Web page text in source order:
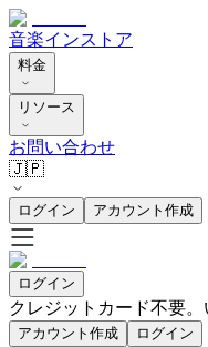
音楽インストア
料金
リソース
お問い合わせ
🇯🇵
ログイン アカウント作成
ログイン
クレジットカード不要。
アカウント作成 ログイン